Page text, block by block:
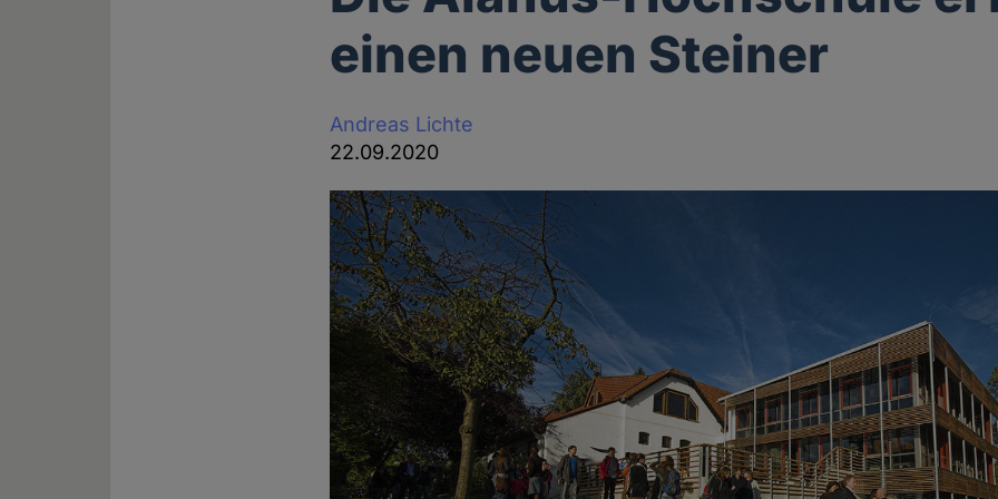
einen neuen Steiner
Andreas Lichte
22.09.2020